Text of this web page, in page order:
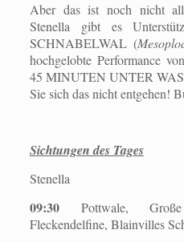
Aber das ist noch nicht
Stenella gibt es
SCHNABELWAL (
hochgelobte Performance
45 MINUTEN UNTER
Sie sich das nicht entgehen!
Sichtungen des Tages
Stenella
09:30Pottwale, Große
Fleckendelfine, Blainvilles